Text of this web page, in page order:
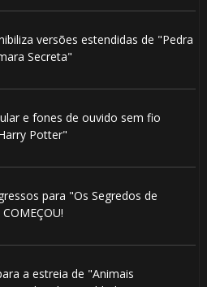
versões estendidas de "Pedra
Secreta"
e fones de ouvido sem fio
Potter"
para "Os Segredos de
a estreia de "Animais
⚡